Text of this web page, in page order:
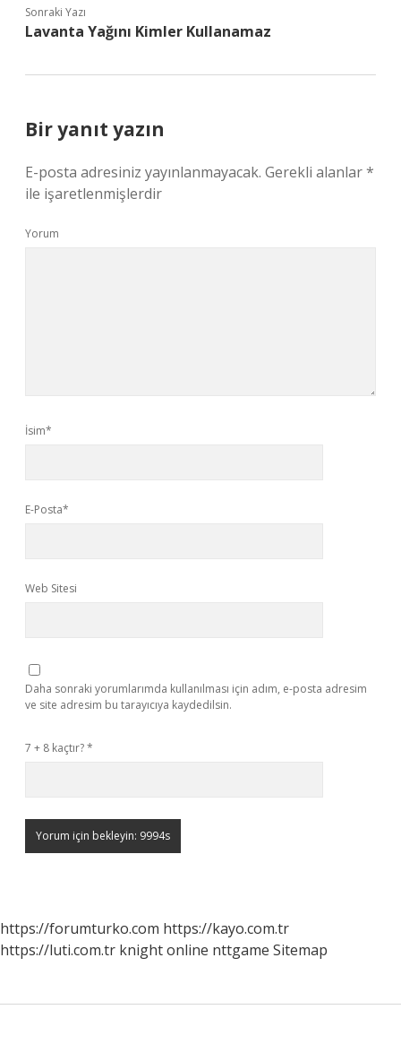
Sonraki Yazı
Lavanta Yağını Kimler Kullanamaz
Bir yanıt yazın
E-posta adresiniz yayınlanmayacak. Gerekli alanlar*
ile işaretlenmişlerdir
Yorum
İsim*
E-Posta*
Web Sitesi
Daha sonraki yorumlarımda kullanılması için adım, e-posta adresim
ve site adresim bu tarayıcıya kaydedilsin.
7 + 8 kaçtır?*
https://forumturko.com https://kayo.com.tr
https://luti.com.tr knight online nttgame Sitemap